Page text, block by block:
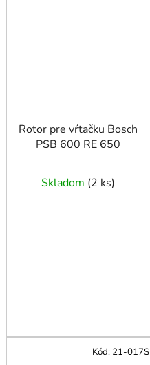
Rotor pre vŕtačku Bosch
PSB 600 RE 650
Skladom (2 ks)
Kód: 21-017S